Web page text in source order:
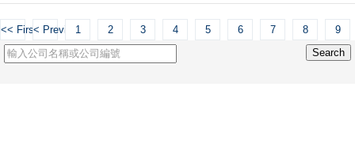
<< First< Previous1 2 3 4 5 6 7 8 9